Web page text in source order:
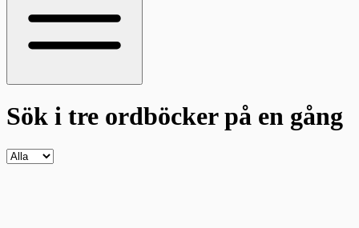
Sök i tre ordböckerpå en gång